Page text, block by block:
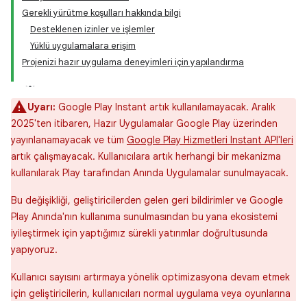
Gerekli yürütme koşulları hakkında bilgi
Desteklenen izinler ve işlemler
Yüklü uygulamalara erişim
Projenizi hazır uygulama deneyimleri için yapılandırma
Uyarı: Google Play Instant artık kullanılamayacak. Aralık
2025'ten itibaren, Hazır Uygulamalar Google Play üzerinden
yayınlanamayacak ve tüm Google Play Hizmetleri Instant API'leri
artık çalışmayacak. Kullanıcılara artık herhangi bir mekanizma
kullanılarak Play tarafından Anında Uygulamalar sunulmayacak.
Bu değişikliği, geliştiricilerden gelen geri bildirimler ve Google
Play Anında'nın kullanıma sunulmasından bu yana ekosistemi
iyileştirmek için yaptığımız sürekli yatırımlar doğrultusunda
yapıyoruz.
Kullanıcı sayısını artırmaya yönelik optimizasyona devam etmek
için geliştiricilerin, kullanıcıları normal uygulama veya oyunlarına